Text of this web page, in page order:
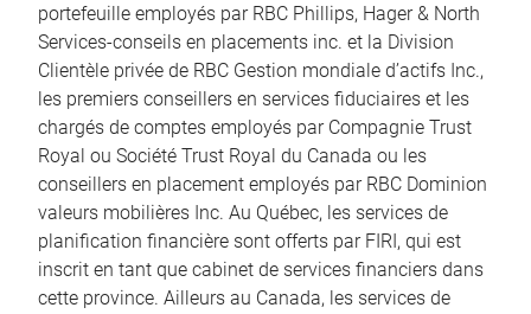
portefeuille employés par RBC Phillips, Hager & North
Services-conseils en placements inc. et la Division
Clientèle privée de RBC Gestion mondiale d’actifs Inc.,
les premiers conseillers en services fiduciaires et les
chargés de comptes employés par Compagnie Trust
Royal ou Société Trust Royal du Canada ou les
conseillers en placement employés par RBC Dominion
valeurs mobilières Inc. Au Québec, les services de
planification financière sont offerts par FIRI, qui est
inscrit en tant que cabinet de services financiers dans
cette province. Ailleurs au Canada, les services de